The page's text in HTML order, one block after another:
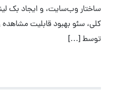
ساختار وب‌سایت، و ایجاد بک
کلی، سئو بهبود قابلیت
توسط […]